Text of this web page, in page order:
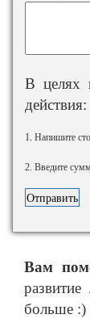
В целях
действия:
1. Напишите
2. Введите
Вам
больше :)